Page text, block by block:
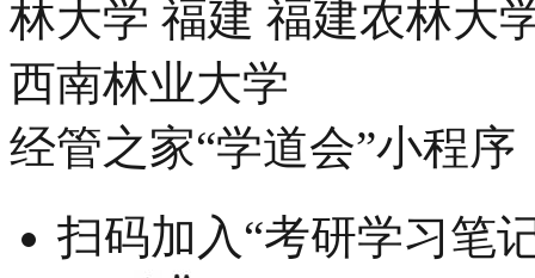
林大学 福建 福建农林大
西南林业大学
经管之家“学道会”小程序
扫码加入“考研学习笔